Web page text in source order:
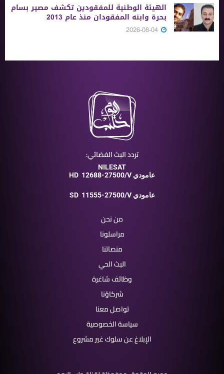
الهيئة الوطنية للمفقودين تكشف مصير بسام
بحرة وابنه المفقودان منذ عام 2013
تردد البث الفضائي:
NILESAT
HD
12688-27500/V عامودي
SD 11555-27500/V عامودي
من نحن
مراسلونا
منصاتنا
البث الحي
وظائف شاغرة
شركاؤنا
تواصل معنا
سياسة الخصوصية
الإبلاغ عن سلوك غير مشروع